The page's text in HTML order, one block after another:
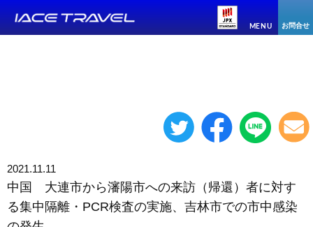
MENU お問合せ
2021.11.11
中国 大連市から瀋陽市への来訪（帰還）者に対す
る集中隔離・PCR検査の実施、吉林市での市中感染